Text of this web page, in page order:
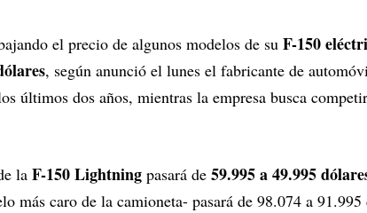
el precio de algunos modelos de su F-150
, según anunció el lunes el fabricante de
últimos dos años, mientras la empresa busca
la F-150 Lightning pasará de 59.995 a 49.995
más caro de la camioneta- pasará de 98.074 a